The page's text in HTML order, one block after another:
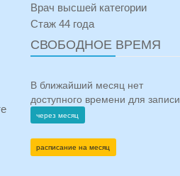
Врач высшей категории
Стаж 44 года
СВОБОДНОЕ ВРЕМЯ
В ближайший месяц нет
доступного времени для записи
через месяц
расписание на месяц